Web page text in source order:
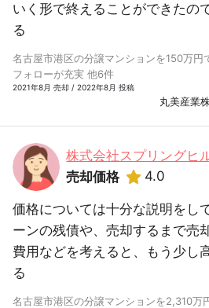
いく形で終えることができたの
る
名古屋市港区の分譲マンションを150万
フォローが充実 他6件
2021年8月 売却 / 2022年8月 投稿
丸美産業
株式会社スプリングヒ
売却価格
4.0
価格については十分な説明をし
ーンの残債や、売却するまで売
費用などを考えると、もう少し
る
名古屋市港区の分譲マンションを2,310